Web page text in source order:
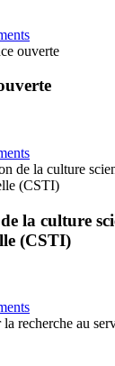
ouverte
de la culture
(CSTI)
la culture
(CSTI)
la recherche au